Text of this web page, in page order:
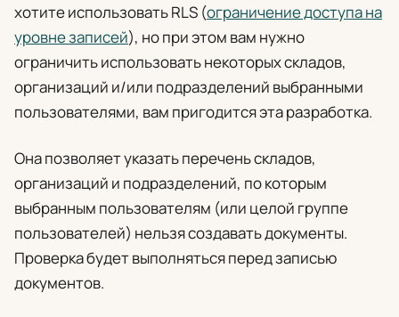
хотите использовать RLS (ограничение доступа на
уровне записей), но при этом вам нужно
ограничить использовать некоторых складов,
организаций и/или подразделений выбранными
пользователями, вам пригодится эта разработка.
Она позволяет указать перечень складов,
организаций и подразделений, по которым
выбранным пользователям (или целой группе
пользователей) нельзя создавать документы.
Проверка будет выполняться перед записью
документов.